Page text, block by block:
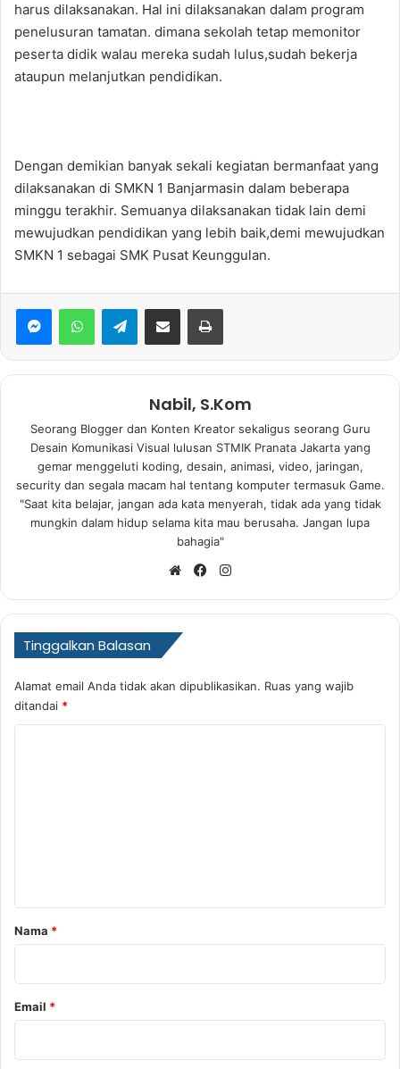
harus dilaksanakan. Hal ini dilaksanakan dalam program
penelusuran tamatan. dimana sekolah tetap memonitor
peserta didik walau mereka sudah lulus,sudah bekerja
ataupun melanjutkan pendidikan.
Dengan demikian banyak sekali kegiatan bermanfaat yang
dilaksanakan di SMKN 1 Banjarmasin dalam beberapa
minggu terakhir. Semuanya dilaksanakan tidak lain demi
mewujudkan pendidikan yang lebih baik,demi mewujudkan
SMKN 1 sebagai SMK Pusat Keunggulan.
WhatsAppTelegramBagikan via Email Print
Nabil, S.Kom
Seorang Blogger dan Konten Kreator sekaligus seorang Guru
Desain Komunikasi Visual lulusan STMIK Pranata Jakarta yang
gemar menggeluti koding, desain, animasi, video, jaringan,
security dan segala macam hal tentang komputer termasuk Game.
"Saat kita belajar, jangan ada kata menyerah, tidak ada yang tidak
mungkin dalam hidup selama kita mau berusaha. Jangan lupa
bahagia"
WebsiteFacebook
Tinggalkan Balasan
Alamat email Anda tidak akan dipublikasikan. Ruas yang wajib
ditandai *
r
Nama *
Email *